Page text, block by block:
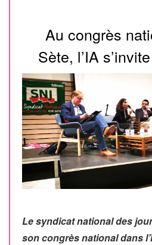
Au congrès
Sète, l’IA
Le syndicat national des
son congrès national dans